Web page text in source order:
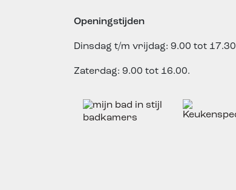
Openingstijden
Dinsdag t/m vrijdag: 9.00 tot 17.30
Zaterdag: 9.00 tot 16.00.